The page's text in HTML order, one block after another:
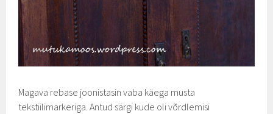
Magava rebase joonistasin vaba käega musta
tekstiilimarkeriga. Antud särgi kude oli võrdlemisi